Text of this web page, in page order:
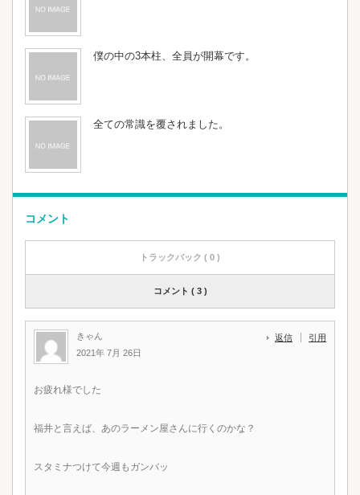
僕の中の3本柱、全員が開幕です。
全ての常識を覆されました。
コメント
トラックバック ( 0 )
コメント ( 3 )
きゃん
2021年 7月 26日
返信 引用
お疲れ様でした
福井と言えば、あのラーメン屋さんに行くのかな？
スタミナつけて今週もガンバッ